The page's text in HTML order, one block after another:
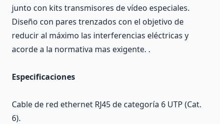
junto con kits transmisores de vídeo especiales.
Diseño con pares trenzados con el objetivo de
reducir al máximo las interferencias eléctricas y
acorde a la normativa mas exigente. .
Especificaciones
Cable de red ethernet RJ45 de categoría 6 UTP (Cat.
6).